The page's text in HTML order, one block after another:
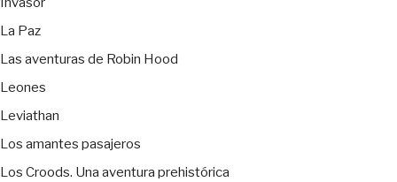
La Paz
Las aventuras de Robin Hood
Leones
Leviathan
Los amantes pasajeros
Los Croods. Una aventura prehistórica